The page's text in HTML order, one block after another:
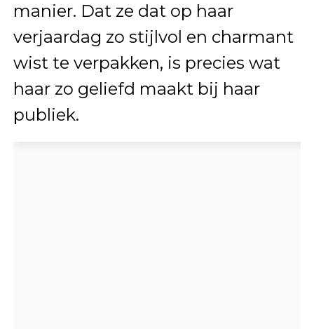
manier. Dat ze dat op haar
verjaardag zo stijlvol en charmant
wist te verpakken, is precies wat
haar zo geliefd maakt bij haar
publiek.